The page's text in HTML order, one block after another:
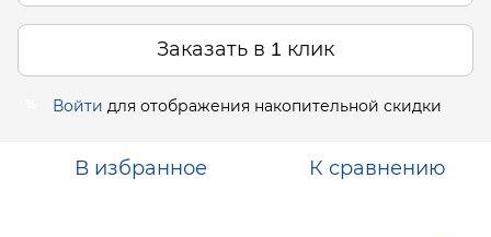
Заказать в 1 клик
Войти для отображения накопительной скидки
В избранное К сравнению